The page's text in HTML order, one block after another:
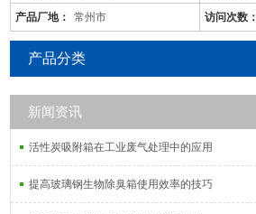
产品厂地： 常州市 访问次数：
产品分类
新闻资讯
活性炭吸附箱在工业废气处理中的应用
提高玻璃钢生物除臭箱使用效率的技巧